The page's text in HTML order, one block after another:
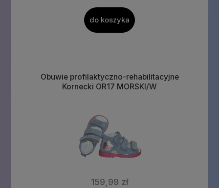
do koszyka
Obuwie profilaktyczno-rehabilitacyjne
Kornecki OR17 MORSKI/W
159,99 zł